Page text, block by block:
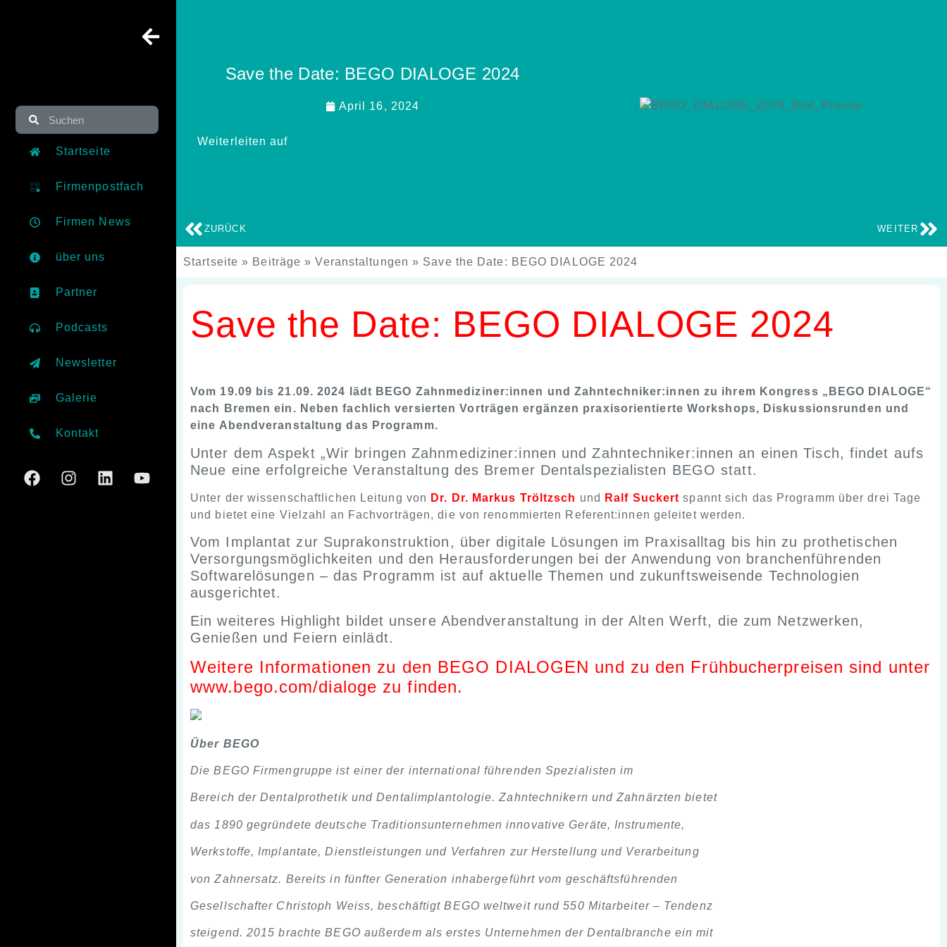
Startseite
Firmenpostfach
Firmen News
über uns
Partner
Podcasts
Newsletter
Galerie
Kontakt
Save the Date: BEGO DIALOGE 2024
April 16, 2024
Weiterleiten auf
ZURÜCK WEITER
Startseite » Beiträge »Veranstaltungen » Save the Date: BEGO DIALOGE 2024
Save the Date: BEGO DIALOGE 2024
Vom 19.09 bis 21.09. 2024 lädt BEGO Zahnmediziner:innen und Zahntechniker:innen zu ihrem Kongress „BEGO DIALOGE“
nach Bremen ein. Neben fachlich versierten Vorträgen ergänzen praxisorientierte Workshops, Diskussionsrunden und
eine Abendveranstaltung das Programm.
Unter dem Aspekt „Wir bringen Zahnmediziner:innen und Zahntechniker:innen an einen Tisch, findet aufs
Neue eine erfolgreiche Veranstaltung des Bremer Dentalspezialisten BEGO statt.
Unter der wissenschaftlichen Leitung von Dr. Dr. Markus Tröltzsch und Ralf Suckert spannt sich das Programm über drei Tage
und bietet eine Vielzahl an Fachvorträgen, die von renommierten Referent:innen geleitet werden.
Vom Implantat zur Suprakonstruktion, über digitale Lösungen im Praxisalltag bis hin zu prothetischen
Versorgungsmöglichkeiten und den Herausforderungen bei der Anwendung von branchenführenden
Softwarelösungen – das Programm ist auf aktuelle Themen und zukunftsweisende Technologien
ausgerichtet.
Ein weiteres Highlight bildet unsere Abendveranstaltung in der Alten Werft, die zum Netzwerken,
Genießen und Feiern einlädt.
Weitere Informationen zu den BEGO DIALOGEN und zu den Frühbucherpreisen sind unter
www.bego.com/dialoge zu finden.
Über BEGO
Die BEGO Firmengruppe ist einer der international führenden Spezialisten im
Bereich der Dentalprothetik und Dentalimplantologie. Zahntechnikern und Zahnärzten bietet
das 1890 gegründete deutsche Traditionsunternehmen innovative Geräte, Instrumente,
Werkstoffe, Implantate, Dienstleistungen und Verfahren zur Herstellung und Verarbeitung
von Zahnersatz. Bereits in fünfter Generation inhabergeführt vom geschäftsführenden
Gesellschafter Christoph Weiss, beschäftigt BEGO weltweit rund 550 Mitarbeiter – Tendenz
steigend. 2015 brachte BEGO außerdem als erstes Unternehmen der Dentalbranche ein mit